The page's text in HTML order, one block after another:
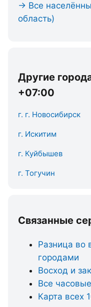
→ Все
область)
Другие
+07:00
г. г. Новосибирск
г. Искитим
г. Куйбышев
г. Тогучин
Связанные
Разница во
городами
Восход и
Все
Карта всех